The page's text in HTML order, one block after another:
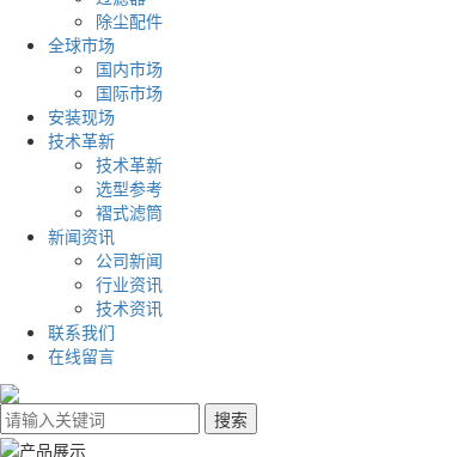
除尘配件
全球市场
国内市场
国际市场
安装现场
技术革新
技术革新
选型参考
褶式滤筒
新闻资讯
公司新闻
行业资讯
技术资讯
联系我们
在线留言